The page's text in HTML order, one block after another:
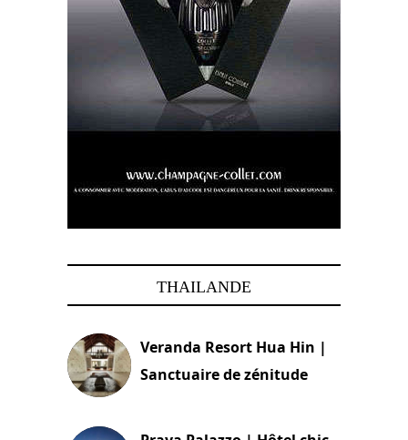
THAILANDE
Veranda Resort Hua Hin |
Sanctuaire de zénitude